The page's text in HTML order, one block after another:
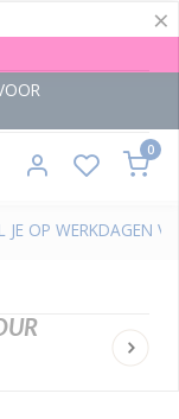
×
0
JE OP WERKDAGEN